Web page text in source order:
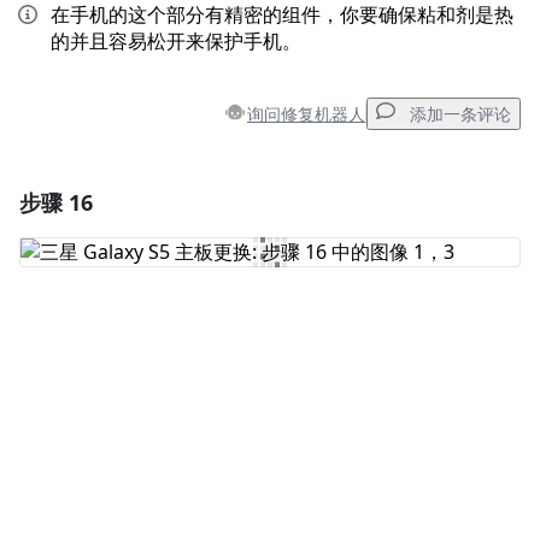
在手机的这个部分有精密的组件，你要确保粘和剂是热
的并且容易松开来保护手机。
询问修复机器人 添加一条评论
添加评论
步骤 16